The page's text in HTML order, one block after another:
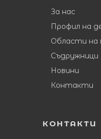
За нас
Профил на
Области на
Съдружници
Новини
Контакти
КОНТАКТИ